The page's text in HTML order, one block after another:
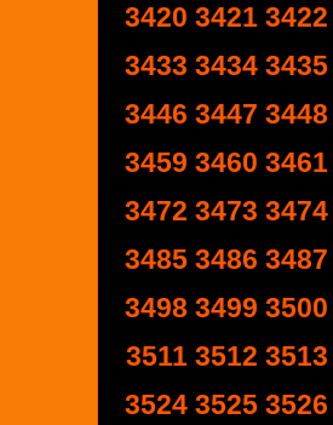
3420 3421 3422
3433 3434 3435
3446 3447 3448
3459 3460 3461
3472 3473 3474
3485 3486 3487
3498 3499 3500
3511 3512 3513
3524 3525 3526